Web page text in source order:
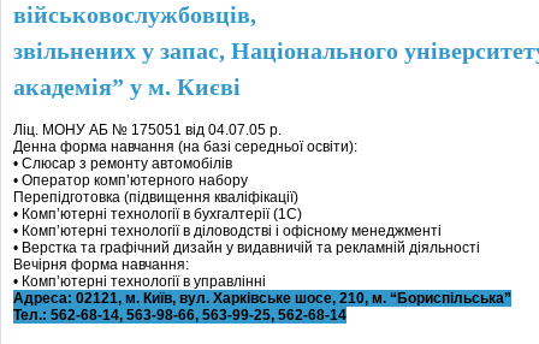
військовослужбовців,
звільнених у запас, Національного
академія” у м. Києві
Ліц. МОНУ АБ № 175051 від 04.07.05 р.
Денна форма навчання (на базі середньої освіти):
• Слюсар з ремонту автомобілів
• Оператор комп’ютерного набору
Перепідготовка (підвищення кваліфікації)
• Комп’ютерні технології в бухгалтерії (1С)
• Комп’ютерні технології в діловодстві і офісному менеджменті
• Верстка та графічний дизайн у видавничій та рекламній діяльності
Вечірня форма навчання:
• Комп’ютерні технології в управлінні
Адреса: 02121, м. Київ, вул. Харківське шосе, 210, м. “Бориспільська”
Тел.: 562-68-14, 563-98-66, 563-99-25, 562-68-14